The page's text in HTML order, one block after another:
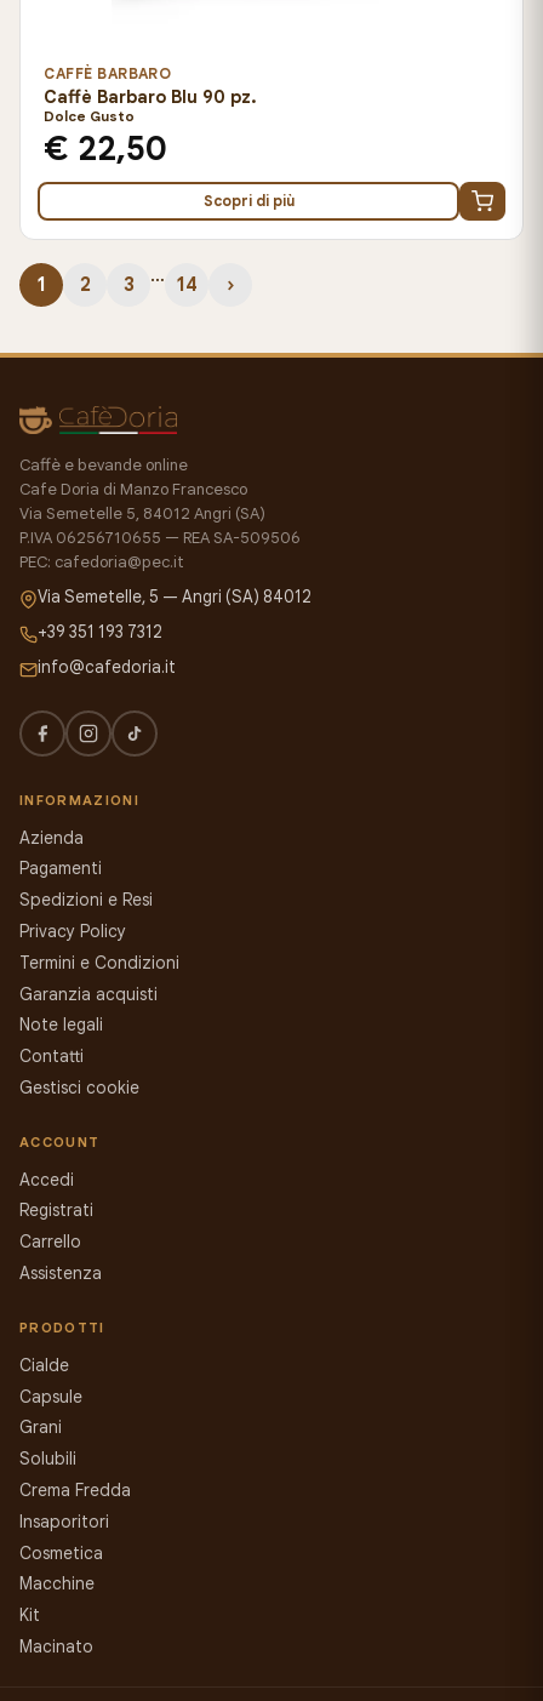
CAFFÈ BARBARO
Caffè Barbaro Blu 90 pz.
Dolce Gusto
€ 22,50
Scopri di più
1 2 3 … 14 ›
Caffè e bevande online
Cafe Doria di Manzo Francesco
Via Semetelle 5, 84012 Angri (SA)
P.IVA 06256710655 — REA SA-509506
PEC: cafedoria@pec.it
Via Semetelle, 5 — Angri (SA) 84012
+39 351 193 7312
info@cafedoria.it
INFORMAZIONI
Azienda
Pagamenti
Spedizioni e Resi
Privacy Policy
Termini e Condizioni
Garanzia acquisti
Note legali
Contatti
Gestisci cookie
ACCOUNT
Accedi
Registrati
Carrello
Assistenza
PRODOTTI
Cialde
Capsule
Grani
Solubili
Crema Fredda
Insaporitori
Cosmetica
Macchine
Kit
Macinato